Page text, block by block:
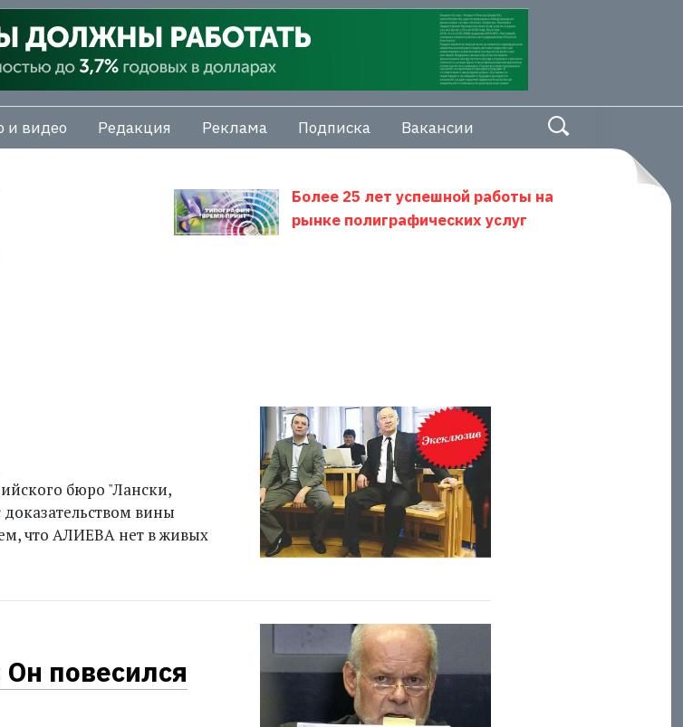
и видео Редакция Реклама Подписка Вакансии
Более 25 лет успешной работы на
рынке полиграфических услуг
бюро "Лански,
вины
что АЛИЕВА нет в живых
повесился